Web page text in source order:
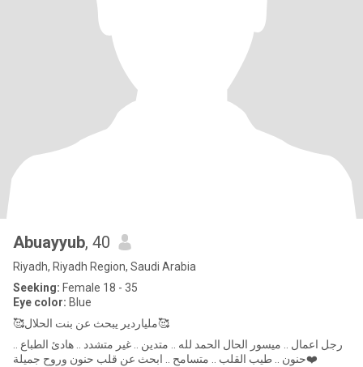
Abuayyub, 40
Riyadh, Riyadh Region, Saudi Arabia
Seeking: Female 18 - 35
Eye color: Blue
🥰ملياردير يبحث عن بنت الحلال🥰
رجل اعمال .. ميسور الحال الحمد لله .. متدين .. غير متشدد .. هادئ الطباع ..
حنون .. طيب القلب .. متسامح .. ابحث عن قلب حنون وروح جميلة❤️